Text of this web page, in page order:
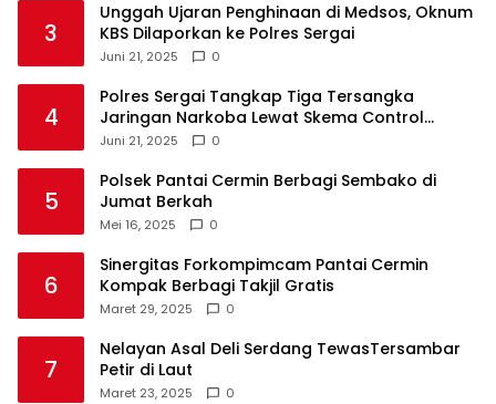
3
Unggah Ujaran Penghinaan di Medsos, Oknum
KBS Dilaporkan ke Polres Sergai
Juni 21, 2025 0
4
Polres Sergai Tangkap Tiga Tersangka
Jaringan Narkoba Lewat Skema Control
Delivery
Juni 21, 2025 0
5
Polsek Pantai Cermin Berbagi Sembako di
Jumat Berkah
Mei 16, 2025 0
6
Sinergitas Forkompimcam Pantai Cermin
Kompak Berbagi Takjil Gratis
Maret 29, 2025 0
7
Nelayan Asal Deli Serdang TewasTersambar
Petir di Laut
Maret 23, 2025 0